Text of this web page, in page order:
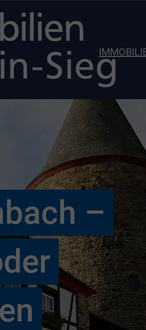
–